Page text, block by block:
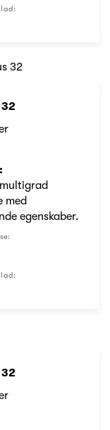
32
32
med
egenskaber.
32